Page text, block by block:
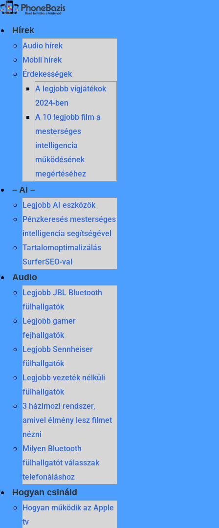
Skip
to
content
Hírek
Audio hírek
Mobil hírek
Érdekességek
A legjobb vígjátékok
2024-ben
A 10 legjobb film a
mesterséges
intelligencia
működésének
megértéséhez
– AI –
Legjobb AI eszközök
Pénzkeresés mesterséges
intelligencia segítségével
Tartalomoptimalizálás
SurferSEO-val
Audio
Legjobb JBL Bluetooth
fülhallgatók
Legjobb gamer
fejhallgatók
Legjobb Sennheiser
fülhallgatók
Legjobb vezeték nélküli
fülhallgatók
3 házimozi rendszer,
amivel élmény lesz filmet
nézni
Milyen Bluetooth
fülhallgatót válasszak
telefonáláshoz
Hogyan csináld
Hogyan működik az Apple
tv